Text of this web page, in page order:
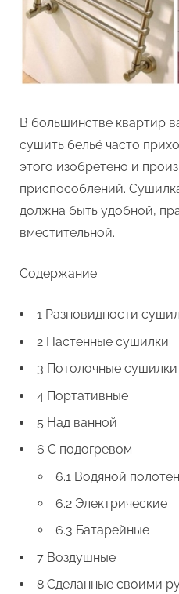
В большинстве квартир
сушить бельё часто
этого изобретено и
приспособлений.
должна быть удобной,
вместительной.
Содержание
1 Разновидности
2 Настенные сушилки
3 Потолочные сушилки
4 Портативные
5 Над ванной
6 С подогревом
6.1 Водяной
6.2 Электрические
6.3 Батарейные
7 Воздушные
8 Сделанные своими